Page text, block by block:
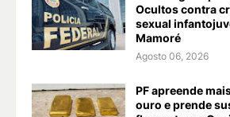
Ocultos contra
sexual
Mamoré
Agosto 06, 2026
PF apreende
ouro e prende